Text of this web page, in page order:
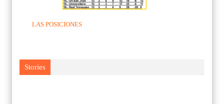
LAS POSICIONES
Stories